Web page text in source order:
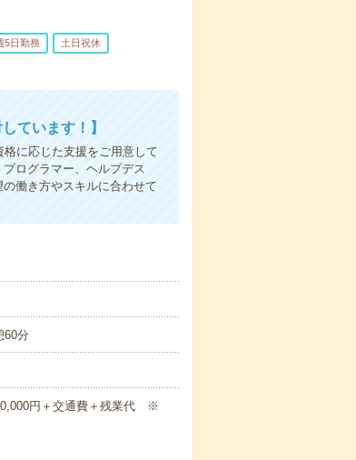
5日勤務 土日祝休
ています！】
に応じた支援をご用意して
ログラマー、ヘルプデス
働き方やスキルに合わせて
60分
円＋交通費＋残業代 ※